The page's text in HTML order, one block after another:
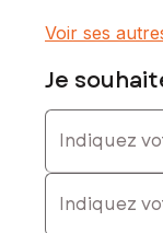
exposé sont
Prix de vente :
Honoraires
Contactez
14 31 01 21, E-
commercial
numéro 513 445
Voir ses
Je
Indiquez votre
Indiquez votre